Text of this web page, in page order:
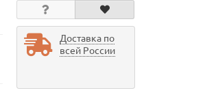
Доставка по
всей России